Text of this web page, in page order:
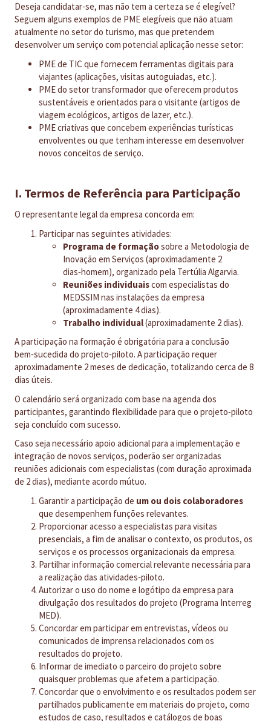
Deseja candidatar‑se, mas não tem a certeza se é elegível?
Seguem alguns exemplos de PME elegíveis que não atuam
atualmente no setor do turismo, mas que pretendem
desenvolver um serviço com potencial aplicação nesse setor:
PME de TIC que fornecem ferramentas digitais para
viajantes (aplicações, visitas autoguiadas, etc.).
PME do setor transformador que oferecem produtos
sustentáveis e orientados para o visitante (artigos de
viagem ecológicos, artigos de lazer, etc.).
PME criativas que concebem experiências turísticas
envolventes ou que tenham interesse em desenvolver
novos conceitos de serviço.
I. Termos de Referência para Participação
O representante legal da empresa concorda em:
Participar nas seguintes atividades:
Programa de formaçãosobre a Metodologia de
Inovação em Serviços (aproximadamente 2
dias‑homem), organizado pela Tertúlia Algarvia.
Reuniões individuaiscom especialistas do
MEDSSIM nas instalações da empresa
(aproximadamente 4 dias).
Trabalho individual(aproximadamente 2 dias).
A participação na formação é obrigatória para a conclusão
bem‑sucedida do projeto‑piloto. A participação requer
aproximadamente 2 meses de dedicação, totalizando cerca de 8
dias úteis.
O calendário será organizado com base na agenda dos
participantes, garantindo flexibilidade para que o projeto‑piloto
seja concluído com sucesso.
Caso seja necessário apoio adicional para a implementação e
integração de novos serviços, poderão ser organizadas
reuniões adicionais com especialistas (com duração aproximada
de 2 dias), mediante acordo mútuo.
Garantir a participação de um ou dois colaboradores
que desempenhem funções relevantes.
Proporcionar acesso a especialistas para visitas
presenciais, a fim de analisar o contexto, os produtos, os
serviços e os processos organizacionais da empresa.
Partilhar informação comercial relevante necessária para
a realização das atividades‑piloto.
Autorizar o uso do nome e logótipo da empresa para
divulgação dos resultados do projeto (Programa Interreg
MED).
Concordar em participar em entrevistas, vídeos ou
comunicados de imprensa relacionados com os
resultados do projeto.
Informar de imediato o parceiro do projeto sobre
quaisquer problemas que afetem a participação.
Concordar que o envolvimento e os resultados podem ser
partilhados publicamente em materiais do projeto, como
estudos de caso, resultados e catálogos de boas